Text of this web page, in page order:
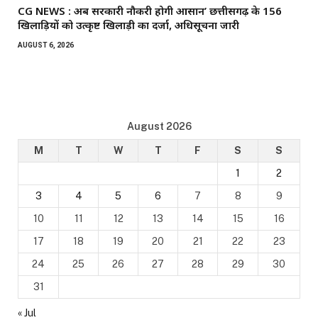
CG NEWS : अब सरकारी नौकरी होगी आसान’ छत्तीसगढ़ के 156
खिलाड़ियों को उत्कृष्ट खिलाड़ी का दर्जा, अधिसूचना जारी
AUGUST 6, 2026
August 2026
M T W T F S
S
1
2
3
4 5 6 7 8
9
10
11 12 13 14 15
16
17
18 19 20 21 22
23
24
25 26 27 28 29
30
31
« Jul